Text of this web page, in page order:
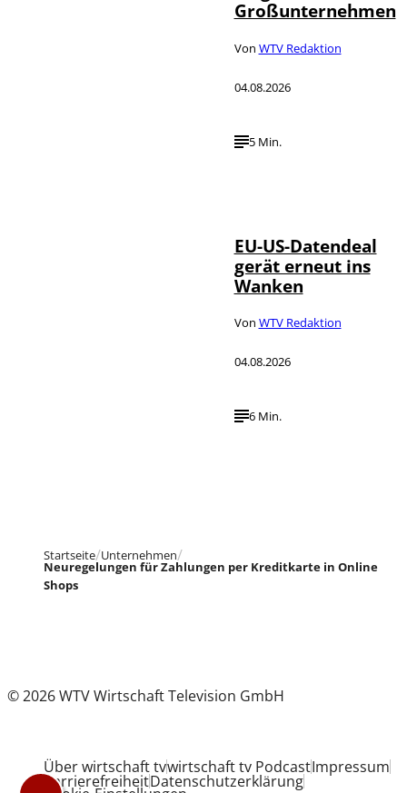
Großunternehmen
Von WTV Redaktion
04.08.2026
5 Min.
EU-US-Datendeal
gerät erneut ins
Wanken
Von WTV Redaktion
04.08.2026
6 Min.
Startseite Unternehmen
Neuregelungen für Zahlungen per Kreditkarte in Online
Shops
© 2026 WTV Wirtschaft Television GmbH
Über wirtschaft tvwirtschaft tv PodcastImpressum
BarrierefreiheitDatenschutzerklärung